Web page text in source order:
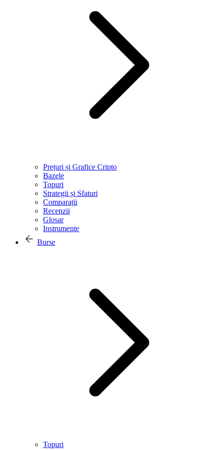
Prețuri și Grafice Cripto
Bazele
Topuri
Strategii și Sfaturi
Comparații
Recenzii
Glosar
Instrumente
Burse
Topuri